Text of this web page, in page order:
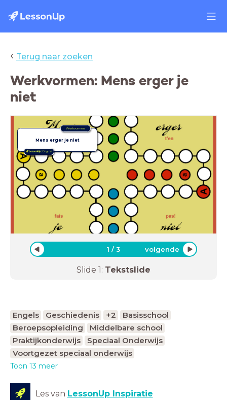
‹ Terug naar zoeken
Werkvormen: Mens erger je
niet
Mens erger je niet
Werkvormen
1 /3 volgende
Slide 1: Tekstslide
Engels Geschiedenis +2
Basisschool
Beroepsopleiding
Middelbare school
Praktijkonderwijs
Speciaal Onderwijs
Voortgezet speciaal onderwijs
Toon 13 meer
Les van LessonUp Inspiratie